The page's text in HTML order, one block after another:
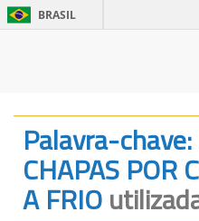
BRASIL
Palavra-
CHAPAS POR
A FRIO